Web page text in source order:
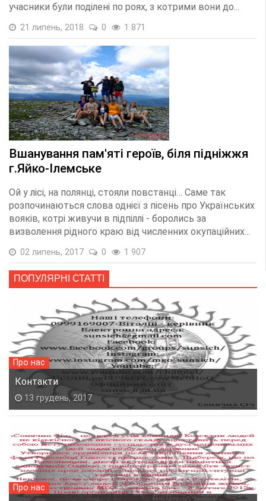
учасники були поділені по роях, з котрими вони до...
21 липень, 2018 0 1 871
Вшанування пам'яті героїв, біля підніжжя
г.Яйко-Ілемське
Ой у лісі, на полянці, стояли повстанці… Саме так
розпочинаються слова однієї з пісень про Українських
вояків, котрі живучи в підпіллі - боролись за
визволення рідного краю від численних окупаційних...
02 липень, 2017 0 1 907
ПОПУЛЯРНІ СТАТТІ
Про нас
Контакти
13 грудень, 2017
Про нас